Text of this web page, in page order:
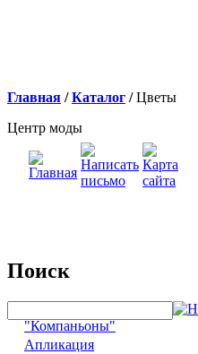
Главная /Каталог /Цветы
Центр моды
Поиск
"Компаньоны"
Апликация